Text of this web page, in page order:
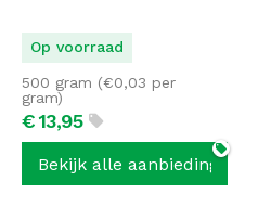
Op voorraad
€13,95
500 gram (€0,03 per
gram)
Bekijk alle aanbiedingen